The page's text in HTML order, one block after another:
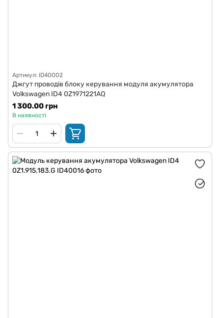
Артикул: ID40002
Джгут проводів блоку керування модуля акумулятора
Volkswagen ID4 0Z1971221AQ
1 300.00 грн
В наявності